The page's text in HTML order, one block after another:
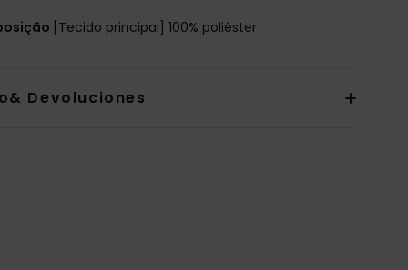
[Tecido principal] 100% poliéster
Devoluciones